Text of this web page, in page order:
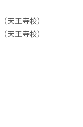
天王寺校）
天王寺校）